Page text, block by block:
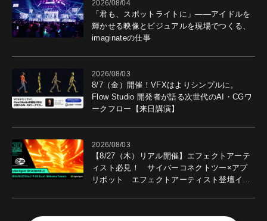
2026/08/04
「君も、スポットライトに」――アイドルを
輝かせる映像とビジュアルを現場でつくる、
imaginateの仕事
2026/08/03
8/7（金）開催！VFXはよりシンプルに。
Flow Studio 開発者が語る次世代のAI・CGワ
ークフロー【来日講演】
2026/08/03
【8/27（木）リアル開催】エフェクトアーテ
ィスト必見！ サイバーコネクトツー×アプ
リボット エフェクトアーティスト登壇イベ